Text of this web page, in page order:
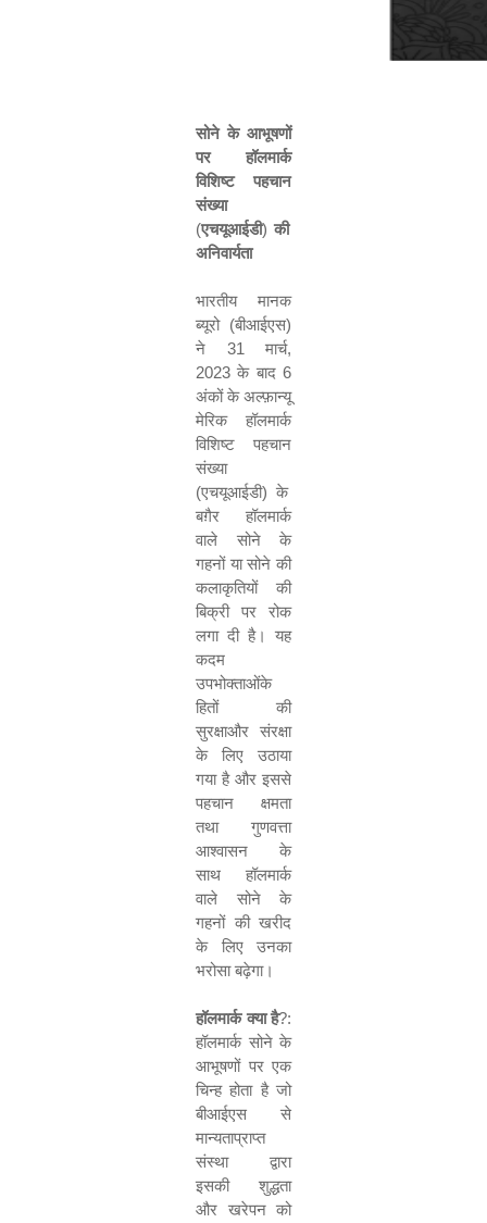
सोने के आभूषणों
पर
हॉलमार्क
विशिष्ट
पहचान
संख्या
(एचयूआईडी) की
अनिवार्यता
भारतीय
मानक
ब्यूरो(बीआईएस)
ने
31 मार्च,
2023के बाद 6
अंकों के अल्फ़ान्यू
मेरिक
हॉलमार्क
विशिष्ट
पहचान
संख्या
(एचयूआईडी) के
बग़ैर
हॉलमार्क
वाले सोने के
गहनों या सोने की
कलाकृतियों की
बिक्री पर रोक
लगा दी है। यह
कदम
उपभोक्ताओंके
हितों
की
सुरक्षाऔर संरक्षा
के लिए उठाया
गया है और इससे
पहचान
क्षमता
तथा गुणवत्ता
आश्वासन के
साथ हॉलमार्क
वाले सोने के
गहनों की खरीद
के
लिए उनका
भरोसा बढ़ेगा।
हॉलमार्क क्या है?:
हॉलमार्क सोने के
आभूषणों पर एक
चिन्‍ह होता है जो
बीआईएस से
मान्यताप्राप्त
संस्था द्वारा
इसकी शुद्धता
और खरेपन को